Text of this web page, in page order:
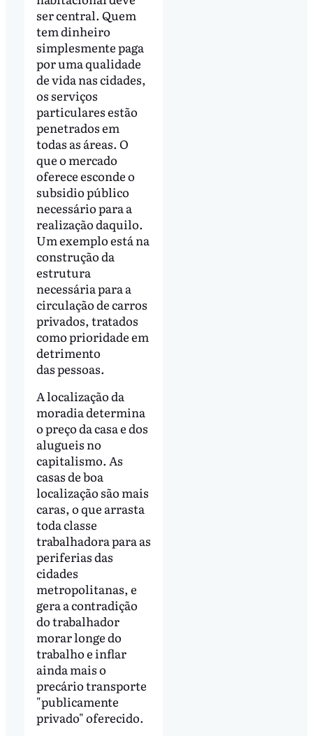
ser central. Quem
tem dinheiro
simplesmente paga
por uma qualidade
de vida nas cidades,
os serviços
particulares estão
penetrados em
todas as áreas. O
que o mercado
oferece esconde o
subsidio público
necessário para a
realização daquilo.
Um exemplo está na
construção da
estrutura
necessária para a
circulação de carros
privados, tratados
como prioridade em
detrimento
das pessoas.
A localização da
moradia determina
o preço da casa e dos
alugueis no
capitalismo. As
casas de boa
localização são mais
caras, o que arrasta
toda classe
trabalhadora para as
periferias das
cidades
metropolitanas, e
gera a contradição
do trabalhador
morar longe do
trabalho e inflar
ainda mais o
precário transporte
"publicamente
privado" oferecido.